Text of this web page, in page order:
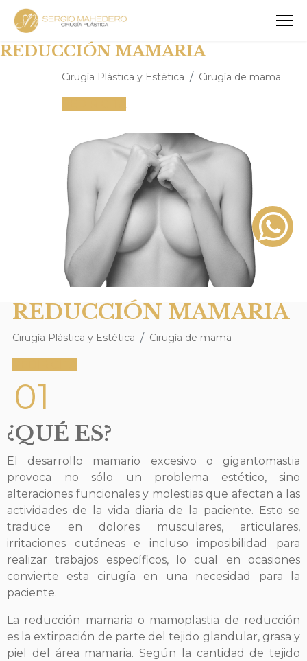
REDUCCIÓN MAMARIA
Cirugía Plástica y Estética Cirugía de mama
REDUCCIÓN MAMARIA
Cirugía Plástica y Estética Cirugía de mama
01
¿QUÉ ES?
El desarrollo mamario excesivo o gigantomastia
provoca no sólo un problema estético, sino
alteraciones funcionales y molestias que afectan a las
actividades de la vida diaria de la paciente. Esto se
traduce en dolores musculares, articulares,
irritaciones cutáneas e incluso imposibilidad para
realizar trabajos específicos, lo cual en ocasiones
convierte esta cirugía en una necesidad para la
paciente.
La reducción mamaria o mamoplastia de reducción
es la extirpación de parte del tejido glandular, grasa y
piel del área mamaria. Según la cantidad de tejido